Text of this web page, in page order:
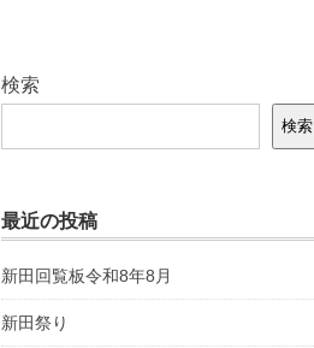
検索
検索
最近の投稿
新田回覧板令和8年8月
新田祭り